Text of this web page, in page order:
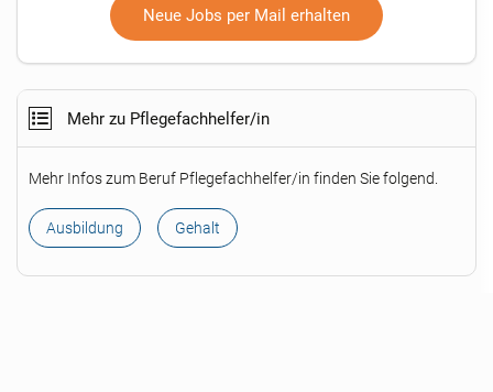
Neue Jobs per Mail erhalten
Mehr zu Pflegefachhelfer/in
Mehr Infos zum Beruf Pflegefachhelfer/in finden Sie folgend.
Ausbildung Gehalt